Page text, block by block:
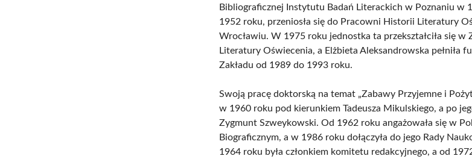
Bibliograficznej Instytutu Badań Literackich w Poznaniu w
1952 roku, przeniosła się do Pracowni Historii Literatury
Wrocławiu. W 1975 roku jednostka ta przekształciła się w
Literatury Oświecenia, a Elżbieta Aleksandrowska pełniła
Zakładu od 1989 do 1993 roku.
Swoją pracę doktorską na temat „Zabawy Przyjemne i
w 1960 roku pod kierunkiem Tadeusza Mikulskiego, a po
Zygmunt Szweykowski. Od 1962 roku angażowała się w
Biograficznym, a w 1986 roku dołączyła do jego Rady
1964 roku była członkiem komitetu redakcyjnego, a od